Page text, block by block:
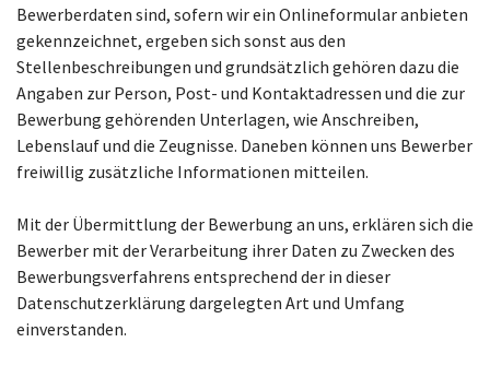
Bewerberdaten sind, sofern wir ein Onlineformular anbieten
gekennzeichnet, ergeben sich sonst aus den
Stellenbeschreibungen und grundsätzlich gehören dazu die
Angaben zur Person, Post- und Kontaktadressen und die zur
Bewerbung gehörenden Unterlagen, wie Anschreiben,
Lebenslauf und die Zeugnisse. Daneben können uns Bewerber
freiwillig zusätzliche Informationen mitteilen.
Mit der Übermittlung der Bewerbung an uns, erklären sich die
Bewerber mit der Verarbeitung ihrer Daten zu Zwecken des
Bewerbungsverfahrens entsprechend der in dieser
Datenschutzerklärung dargelegten Art und Umfang
einverstanden.